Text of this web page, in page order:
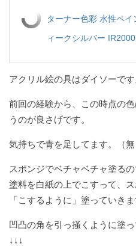
ターナー色彩 水性ペ
ィークシルバー
アクリル絵の具はダイソーです
前回の経験から、この時点の
うのが良さげです。
気持ちで青を足してます。（無
スポンジでベチャベチャ塗る
塗料を白紙の上でこすって、
「こするように」塗っていきま
凹凸の角を引っ掻くように塗
↓↓↓